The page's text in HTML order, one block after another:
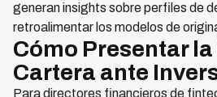
generan insights sobre perfiles de
retroalimentar los modelos de
Cómo Presentar
Cartera ante
Para directores financieros de